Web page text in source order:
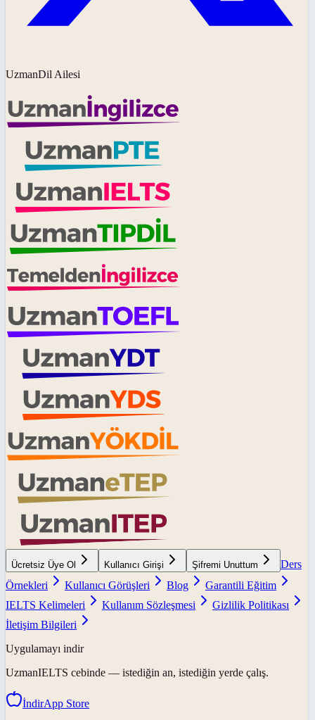
UzmanDil Ailesi
Ücretsiz Üye Ol Kullanıcı Girişi Şifremi Unuttum
Ders
Örnekleri
Kullanıcı Görüşleri Blog
Garantili Eğitim
IELTS Kelimeleri
Kullanım Sözleşmesi
Gizlilik Politikası
İletişim Bilgileri
Uygulamayı indir
UzmanIELTS cebinde — istediğin an, istediğin yerde çalış.
İndirApp Store